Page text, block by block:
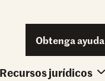
Obtenga ayuda
Recursos jurídicos